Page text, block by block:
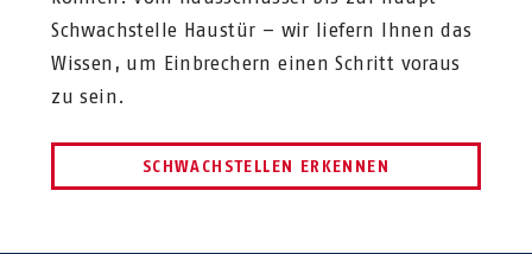
Schwachstelle Haustür – wir liefern Ihnen das
Wissen, um Einbrechern einen Schritt voraus
zu sein.
SCHWACHSTELLEN ERKENNEN